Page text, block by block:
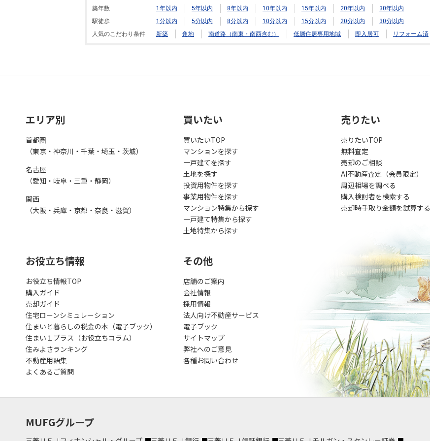
築年数 1年以内 5年以内 8年以内 10年以内 15年以内 20年以内
30年以内
駅徒歩
1分以内 5分以内 8分以内 10分以内 15分以内 20分以内
30分以内
人気のこだわり条件
新築 角地 南道路（南東・南西含む） 低層住居専用地域 即入居可 リフォーム済
エリア別
首都圏
（東京・神奈川・千葉・埼玉・茨城）
名古屋
（愛知・岐阜・三重・静岡）
関西
（大阪・兵庫・京都・奈良・滋賀）
買いたい
買いたいTOP
マンションを探す
一戸建てを探す
土地を探す
投資用物件を探す
事業用物件を探す
マンション特集から探す
一戸建て特集から探す
土地特集から探す
売りたい
売りたいTOP
無料査定
売却のご相談
AI不動産査定（会員限定）
周辺相場を調べる
購入検討者を検索する
売却時手取り金額を試算する
お役立ち情報
お役立ち情報TOP
購入ガイド
売却ガイド
住宅ローンシミュレーション
住まいと暮らしの税金の本（電子ブック）
住まい１プラス（お役立ちコラム）
住みよさランキング
不動産用語集
よくあるご質問
その他
店舗のご案内
会社情報
採用情報
法人向け不動産サービス
電子ブック
サイトマップ
弊社へのご意見
各種お問い合わせ
MUFGグループ